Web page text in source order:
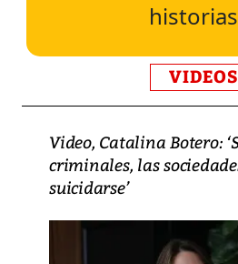
historias
VIDEOS
Video, Catalina Botero:
criminales, las
suicidarse’